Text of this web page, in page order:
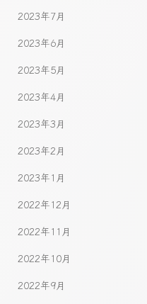
2023年7月
2023年6月
2023年5月
2023年4月
2023年3月
2023年2月
2023年1月
2022年12月
2022年11月
2022年10月
2022年9月